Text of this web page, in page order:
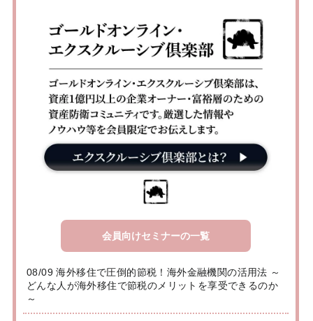
会員向けセミナーの一覧
08/09 海外移住で圧倒的節税！海外金融機関の活用法 ～
どんな人が海外移住で節税のメリットを享受できるのか
～